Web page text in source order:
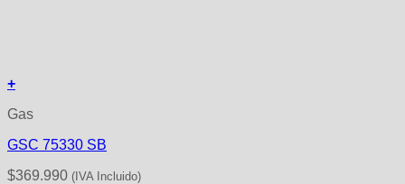
+
Gas
GSC 75330 SB
$369.990 (IVA Incluido)